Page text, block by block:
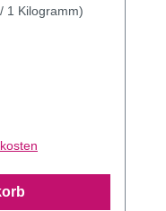
1 Kilogramm)